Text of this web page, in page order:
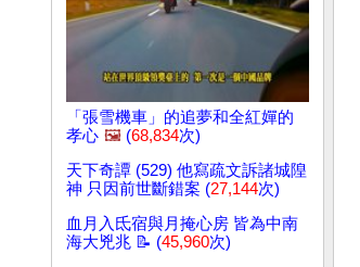
「張雪機車」的追夢和全紅嬋的
孝心 🖼️ (68,834次)
天下奇譚 (529) 他寫疏文訴諸城隍
神 只因前世斷錯案 (27,144次)
血月入氐宿與月掩心房 皆為中南
海大兇兆 📝 (45,960次)